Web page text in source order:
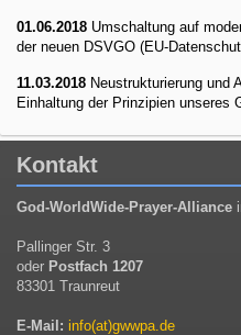
01.06.2018 Umschaltung auf
der neuen DSVGO (EU-
11.03.2018 Neustrukturierung und
Einhaltung der Prinzipien unseres
Kontakt
God-WorldWide-Prayer-Alliance
Pallinger Str. 3
oder Postfach 1207
83301 Traunreut
E-Mail: info(at)gwwpa.de